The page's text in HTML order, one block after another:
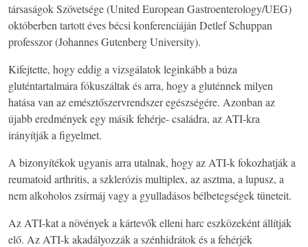
társaságok Szövetsége (United European Gastroenterology/UEG)
októberben tartott éves bécsi konferenciáján Detlef Schuppan
professzor (Johannes Gutenberg University).
Kifejtette, hogy eddig a vizsgálatok leginkább a búza
gluténtartalmára fókuszáltak és arra, hogy a gluténnek milyen
hatása van az emésztőszervrendszer egészségére. Azonban az
újabb eredmények egy másik fehérje- családra, az ATI-kra
irányítják a figyelmet.
A bizonyítékok ugyanis arra utalnak, hogy az ATI-k fokozhatják a
reumatoid arthritis, a szklerózis multiplex, az asztma, a lupusz, a
nem alkoholos zsírmáj vagy a gyulladásos bélbetegségek tüneteit.
Az ATI-kat a növények a kártevők elleni harc eszközeként állítják
elő. Az ATI-k akadályozzák a szénhidrátok és a fehérjék